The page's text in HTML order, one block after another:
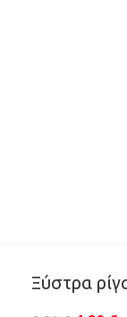
Ξύστρα